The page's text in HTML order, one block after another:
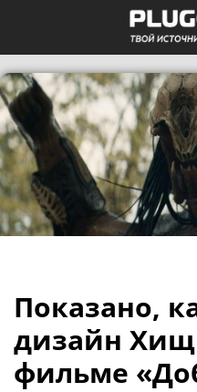
Показано,
дизайн
фильме